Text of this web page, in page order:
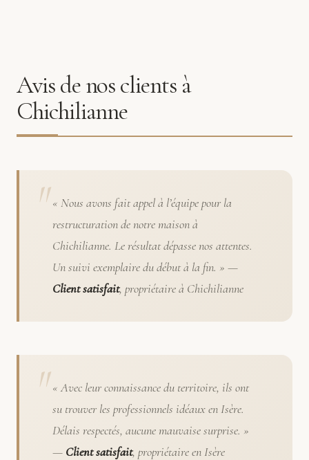
Avis de nos clients à
Chichilianne
« Nous avons fait appel à l’équipe pour la
restructuration de notre maison à
Chichilianne. Le résultat dépasse nos attentes.
Un suivi exemplaire du début à la fin. » —
Client satisfait, propriétaire à Chichilianne
« Avec leur connaissance du territoire, ils ont
su trouver les professionnels idéaux en Isère.
Délais respectés, aucune mauvaise surprise. »
— Client satisfait, propriétaire en Isère